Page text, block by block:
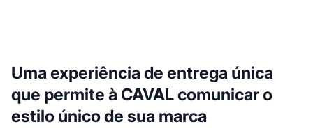
Uma experiência de entrega única
que permite à CAVAL comunicar o
estilo único de sua marca